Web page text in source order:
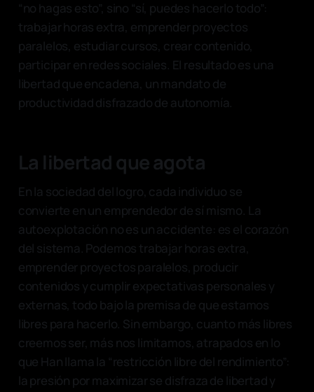
“no hagas esto”, sino “sí, puedes hacerlo todo”:
trabajar horas extra, emprender proyectos
paralelos, estudiar cursos, crear contenido,
participar en redes sociales. El resultado es una
libertad que encadena, un mandato de
productividad disfrazado de autonomía.
La libertad que agota
En la sociedad del logro, cada individuo se
convierte en un emprendedor de sí mismo. La
autoexplotación no es un accidente: es el corazón
del sistema. Podemos trabajar horas extra,
emprender proyectos paralelos, producir
contenidos y cumplir expectativas personales y
externas, todo bajo la premisa de que estamos
libres para hacerlo. Sin embargo, cuanto más libres
creemos ser, más nos limitamos, atrapados en lo
que Han llama la “restricción libre del rendimiento”:
la presión por maximizar se disfraza de libertad y